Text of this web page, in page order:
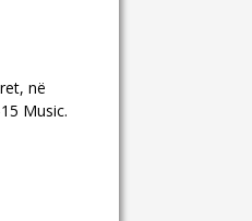
në
Music.